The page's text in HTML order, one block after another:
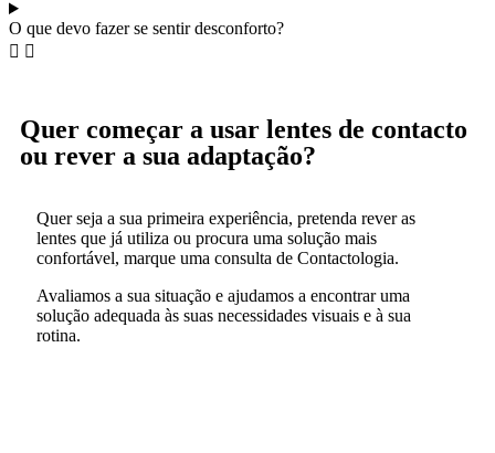
O que devo fazer se sentir desconforto?
Quer começar a usar lentes de contacto
ou rever a sua adaptação?
Quer seja a sua primeira experiência, pretenda rever as
lentes que já utiliza ou procura uma solução mais
confortável, marque uma consulta de Contactologia.
Avaliamos a sua situação e ajudamos a encontrar uma
solução adequada às suas necessidades visuais e à sua
rotina.